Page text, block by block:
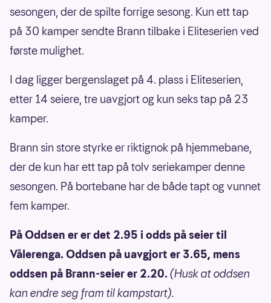
sesongen, der de spilte forrige sesong. Kun ett tap
på 30 kamper sendte Brann tilbake i Eliteserien ved
første mulighet.
I dag ligger bergenslaget på 4. plass i Eliteserien,
etter 14 seiere, tre uavgjort og kun seks tap på 23
kamper.
Brann sin store styrke er riktignok på hjemmebane,
der de kun har ett tap på tolv seriekamper denne
sesongen. På bortebane har de både tapt og vunnet
fem kamper.
På Oddsen er er det 2.95 i odds på seier til
Vålerenga. Oddsen på uavgjort er 3.65, mens
oddsen på Brann-seier er 2.20.(Husk at oddsen
kan endre seg fram til kampstart).